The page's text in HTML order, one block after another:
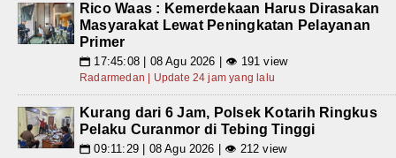
Rico Waas : Kemerdekaan Harus Dirasakan
Masyarakat Lewat Peningkatan Pelayanan
Primer
📅 17:45:08 | 08 Agu 2026 | 👁 191 view
Radarmedan | Update 24 jam yang lalu
Kurang dari 6 Jam, Polsek Kotarih Ringkus
Pelaku Curanmor di Tebing Tinggi
📅 09:11:29 | 08 Agu 2026 | 👁 212 view